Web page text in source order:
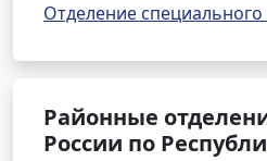
Отделение
Районные
России по